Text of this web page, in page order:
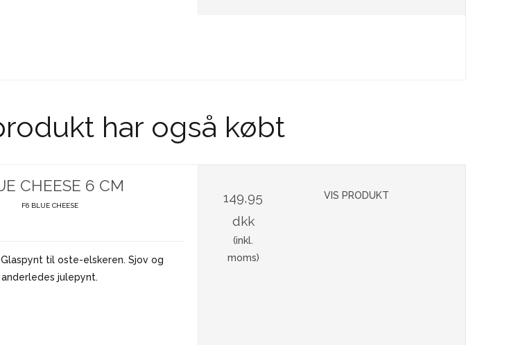
har også købt
CHEESE 6 CM
F6 BLUE CHEESE
til oste-elskeren. Sjov og
anderledes julepynt.
149,95
dkk
(inkl.
moms)
VIS PRODUKT